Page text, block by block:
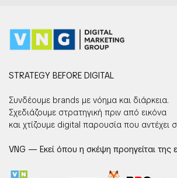
STRATEGY BEFORE DIGITAL
Συνδέουμε brands με νόημα και διάρκεια.
Σχεδιάζουμε στρατηγική πριν από εικόνα
και χτίζουμε digital παρουσία που αντέχει
VNG — Εκεί όπου η σκέψη προηγείται της